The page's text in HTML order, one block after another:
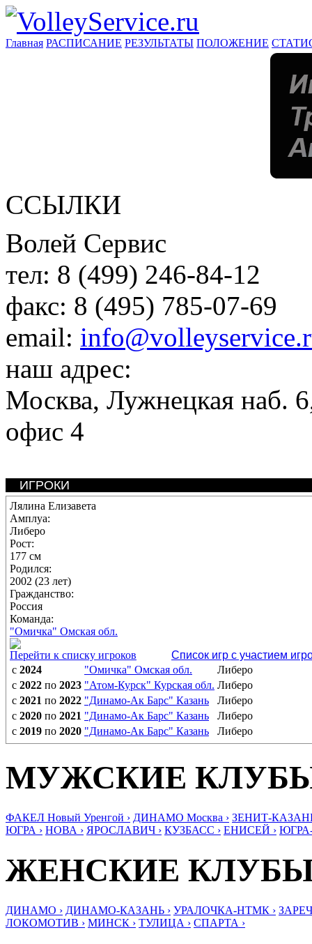
Главная РАСПИСАНИЕ РЕЗУЛЬТАТЫ ПОЛОЖЕНИЕ
ССЫЛКИ
Волей Сервис
тел: 8 (499) 246-84-12
факс: 8 (495) 785-07-69
email:
наш адрес:
Москва, Лужнецкая наб.
офис 4
ИГРОКИ
Лялина Елизавета
Амплуа:
Либеро
Рост:
177 см
Родился:
2002 (23 лет)
Гражданство:
Россия
Команда:
"Омичка" Омская обл.
Перейти к списку игроков
Список игр с участием
с 2024 "Омичка" Омская обл.
Либеро
с 2022 по 2023 "Атом-Курск" Курская обл. Либеро
с 2021 по 2022 "Динамо-Ак Барс" Казань
Либеро
с 2020 по 2021 "Динамо-Ак Барс" Казань
Либеро
с 2019 по 2020 "Динамо-Ак Барс" Казань Либеро
МУЖСКИЕ
ФАКЕЛ Новый Уренгой › ДИНАМО Москва › ЗЕНИТ-
ЮГРА › НОВА › ЯРОСЛАВИЧ › КУЗБАСС › ЕНИСЕЙ ›
ЖЕНСКИЕ
ДИНАМО › ДИНАМО-КАЗАНЬ › УРАЛОЧКА-НТМК ›
ЛОКОМОТИВ › МИНСК › ТУЛИЦА › СПАРТА ›